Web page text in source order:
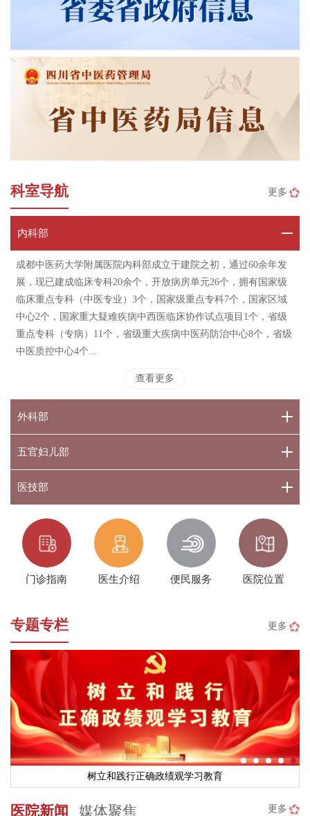
科室导航 更多
内科部
成都中医药大学附属医院内科部成立于建院之初，通过60余年发
展，现已建成临床专科20余个，开放病房单元26个，拥有国家级
临床重点专科（中医专业）3个，国家级重点专科7个，国家区域
中心2个，国家重大疑难疾病中西医临床协作试点项目1个，省级
重点专科（专病）11个，省级重大疾病中医药防治中心8个，省级
中医质控中心4个...
查看更多
外科部
五官妇儿部
医技部
门诊指南 医生介绍 便民服务 医院位置
专题专栏 更多
思想阵地
树立和践行正确政绩观学习教育
医院新闻 媒体聚焦 更多